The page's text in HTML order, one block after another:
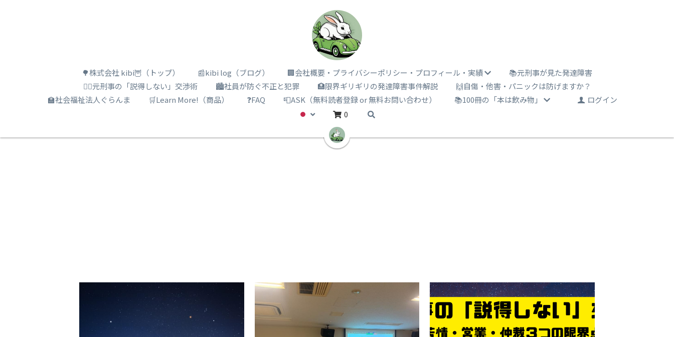
🌳株式会社 kibi🦉（トップ） 📰kibi log（ブログ） 🏢会社概要・プライバシーポリシー・プロフィール・実績
📚元刑事が見た発達障害
🕵️‍♂️元刑事の「説得しない」交渉術
🏙️社員が防ぐ不正と犯罪 🏥限界ギリギリの発達障害事件解説
🙌自傷・他害・パニックは防げますか？
🏫社会福祉法人ぐらんま
🛒Learn More!（商品） ❓FAQ 📮ASK（無料読者登録 or 無料お問い合わせ） 📚100冊の「本は飲み物」
ログイン
0